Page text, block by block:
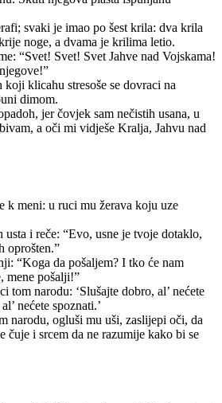
svaki je imao po šest krila: dva krila
noge, a dvama je krilima letio.
“Svet! Svet! Svet Jahve nad Vojskama!
klicahu stresoše se dovraci na
dimom.
jer čovjek sam nečistih usana, u
a oči mi vidješe Kralja, Jahvu nad
k meni: u ruci mu žerava koju uze
usta i reče: “Evo, usne je tvoje dotaklo,
oprošten.”
“Koga da pošaljem? I tko će nam
mene pošalji!”
tom narodu: ‘Slušajte dobro, al’ nećete
nećete spoznati.’
narodu, ogluši mu uši, zaslijepi oči, da
čuje i srcem da ne razumije kako bi se